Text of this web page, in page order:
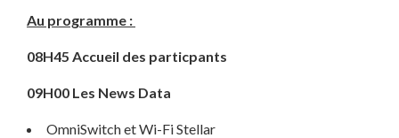
Au programme :
08H45 Accueil des particpants
09H00 Les News Data
OmniSwitch et Wi-Fi Stellar